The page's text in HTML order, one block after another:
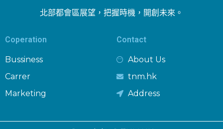
北部都會區展望，把握時機，開創未來。
Coperation
Bussiness
Carrer
Marketing
Contact
About Us
tnm.hk
Address